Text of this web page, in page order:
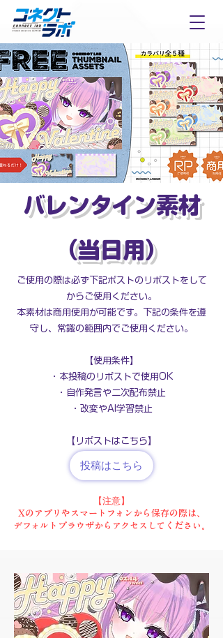
バレンタイン素材
（当日用）
ご使用の際は必ず下記ポストのリポストをして
からご使用ください。
本素材は商用使用が可能です。下記の条件を遵
守し、常識の範囲内でご使用ください。
【使用条件】
・本投稿のリポストで使用OK
・自作発言や二次配布禁止
・改変やAI学習禁止
​【リポストはこちら】
投稿はこちら
【注意】
Xのアプリやスマートフォンから保存の際は、
デフォルトブラウザから アクセスしてください。